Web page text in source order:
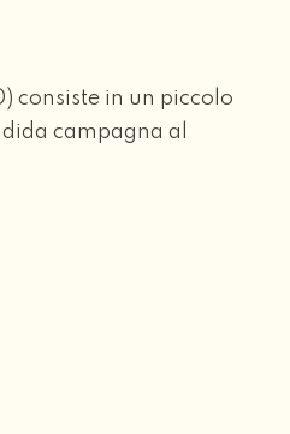
consiste in un piccolo
campagna al